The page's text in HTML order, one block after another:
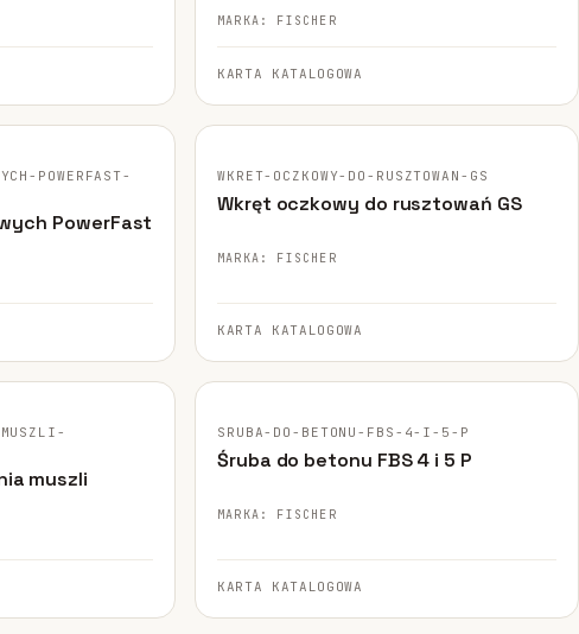
MARKA: FISCHER
KARTA KATALOGOWA
POWERFAST-
PowerFast
FISCHER · ORYGINALNE ZDJĘCIE
WKRET-OCZKOWY-DO-RUSZTOWAN-GS
Wkręt oczkowy do rusztowań GS
MARKA: FISCHER
KARTA KATALOGOWA
MUSZLI-
muszli
FISCHER · ORYGINALNE ZDJĘCIE
SRUBA-DO-BETONU-FBS-4-I-5-P
Śruba do betonu FBS 4 i 5 P
MARKA: FISCHER
KARTA KATALOGOWA